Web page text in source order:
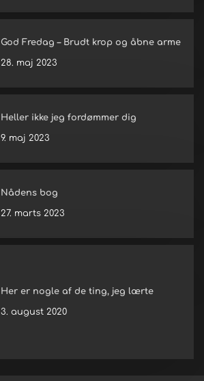
God Fredag – Brudt krop og åbne arme
28. maj 2023
Heller ikke jeg fordømmer dig
9. maj 2023
Nådens bog
27. marts 2023
Her er nogle af de ting, jeg lærte
3. august 2020